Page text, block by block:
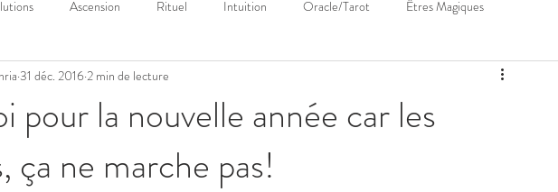
Ascension Rituel Intuition Oracle/Tarot Êtres Magiques
Santé Tourism spirituel
pour la nouvelle année car les
ça ne marche pas!
31 déc. 2016 2 min de lecture